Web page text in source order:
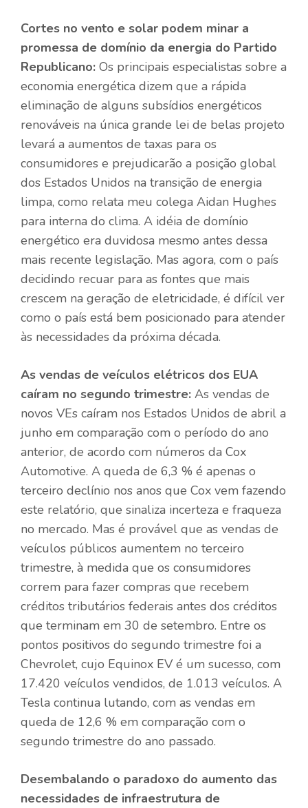
Cortes no vento e solar podem minar a
promessa de domínio da energia do Partido
Republicano: Os principais especialistas sobre a
economia energética dizem que a rápida
eliminação de alguns subsídios energéticos
renováveis na única grande lei de belas projeto
levará a aumentos de taxas para os
consumidores e prejudicarão a posição global
dos Estados Unidos na transição de energia
limpa, como relata meu colega Aidan Hughes
para interna do clima. A idéia de domínio
energético era duvidosa mesmo antes dessa
mais recente legislação. Mas agora, com o país
decidindo recuar para as fontes que mais
crescem na geração de eletricidade, é difícil ver
como o país está bem posicionado para atender
às necessidades da próxima década.
As vendas de veículos elétricos dos EUA
caíram no segundo trimestre: As vendas de
novos VEs caíram nos Estados Unidos de abril a
junho em comparação com o período do ano
anterior, de acordo com números da Cox
Automotive. A queda de 6,3 % é apenas o
terceiro declínio nos anos que Cox vem fazendo
este relatório, que sinaliza incerteza e fraqueza
no mercado. Mas é provável que as vendas de
veículos públicos aumentem no terceiro
trimestre, à medida que os consumidores
correm para fazer compras que recebem
créditos tributários federais antes dos créditos
que terminam em 30 de setembro. Entre os
pontos positivos do segundo trimestre foi a
Chevrolet, cujo Equinox EV é um sucesso, com
17.420 veículos vendidos, de 1.013 veículos. A
Tesla continua lutando, com as vendas em
queda de 12,6 % em comparação com o
segundo trimestre do ano passado.
Desembalando o paradoxo do aumento das
necessidades de infraestrutura de